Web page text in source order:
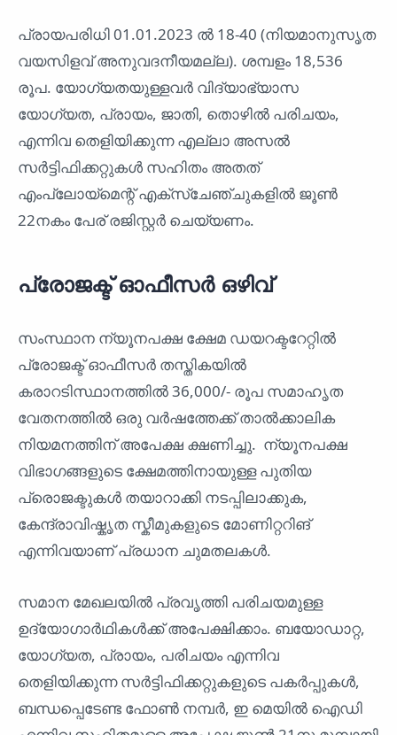
പ്രായപരിധി 01.01.2023 ൽ 18-40 (നിയമാനുസൃത
വയസിളവ് അനുവദനീയമല്ല). ശമ്പളം 18,536
രൂപ. യോഗ്യതയുള്ളവർ വിദ്യാഭ്യാസ
യോഗ്യത, പ്രായം, ജാതി, തൊഴിൽ പരിചയം,
എന്നിവ തെളിയിക്കുന്ന എല്ലാ അസൽ
സർട്ടിഫിക്കറ്റുകൾ സഹിതം അതത്
എംപ്ലോയ്മെന്റ് എക്സ്ചേഞ്ചുകളിൽ ജൂൺ
22നകം പേര് രജിസ്റ്റർ ചെയ്യണം.
പ്രോജക്ട് ഓഫീസർ ഒഴിവ്
സംസ്ഥാന ന്യൂനപക്ഷ ക്ഷേമ ഡയറക്ടറേറ്റിൽ
പ്രോജക്ട് ഓഫീസർ തസ്തികയിൽ
കരാറടിസ്ഥാനത്തിൽ 36,000/- രൂപ സമാഹൃത
വേതനത്തിൽ ഒരു വർഷത്തേക്ക് താൽക്കാലിക
നിയമനത്തിന് അപേക്ഷ ക്ഷണിച്ചു. ന്യൂനപക്ഷ
വിഭാഗങ്ങളുടെ ക്ഷേമത്തിനായുള്ള പുതിയ
പ്രൊജക്ടുകൾ തയാറാക്കി നടപ്പിലാക്കുക,
കേന്ദ്രാവിഷ്കൃത സ്കീമുകളുടെ മോണിറ്ററിങ്
എന്നിവയാണ് പ്രധാന ചുമതലകൾ.
സമാന മേഖലയിൽ പ്രവൃത്തി പരിചയമുള്ള
ഉദ്യോഗാർഥികൾക്ക് അപേക്ഷിക്കാം. ബയോഡാറ്റ,
യോഗ്യത, പ്രായം, പരിചയം എന്നിവ
തെളിയിക്കുന്ന സർട്ടിഫിക്കറ്റുകളുടെ പകർപ്പുകൾ,
ബന്ധപ്പെടേണ്ട ഫോൺ നമ്പർ, ഇ മെയിൽ ഐഡി